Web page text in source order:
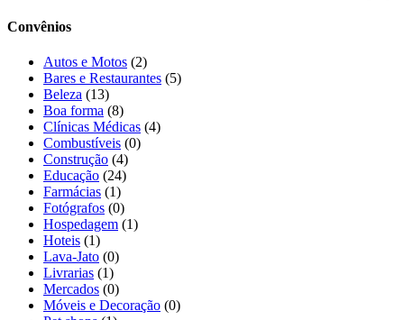
Convênios
Autos e Motos (2)
Bares e Restaurantes (5)
Beleza (13)
Boa forma (8)
Clínicas Médicas (4)
Combustíveis (0)
Construção (4)
Educação (24)
Farmácias (1)
Fotógrafos (0)
Hospedagem (1)
Hoteis (1)
Lava-Jato (0)
Livrarias (1)
Mercados (0)
Móveis e Decoração (0)